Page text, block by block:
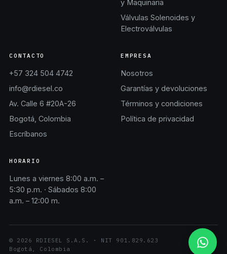
y Maquinaria
Válvulas Solenoides y
Electroválvulas
CONTACTO
+57 324 504 4742
info@rdiesel.co
Av. Calle 6 #20A-26
Bogotá, Colombia
Escríbanos
EMPRESA
Nosotros
Garantías y devoluciones
Términos y condiciones
Política de privacidad
HORARIO
Lunes a viernes 8:00 a.m. –
5:30 p.m. · Sábados 8:00
a.m. – 12:00 m.
© 2026 RDIESEL S.A.S. · NIT 901.829.623
Bogotá, Colombia